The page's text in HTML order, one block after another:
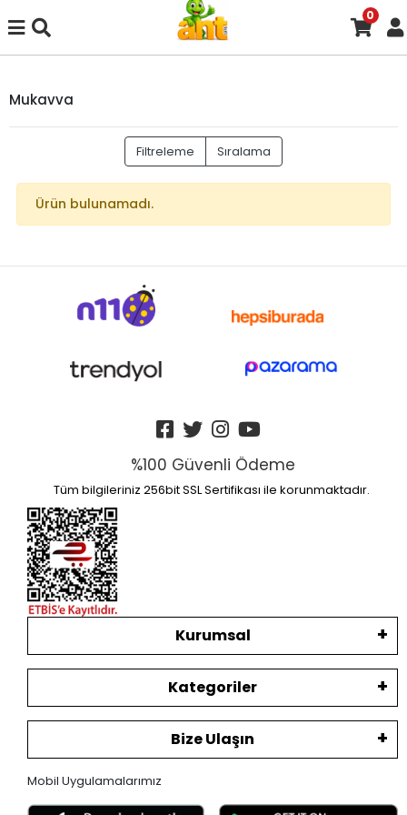
0
Mukavva
Filtreleme Sıralama
Ürün bulunamadı.
%100 Güvenli Ödeme
Tüm bilgileriniz 256bit SSL Sertifikası ile korunmaktadır.
Kurumsal
Kategoriler
Bize Ulaşın
Mobil Uygulamalarımız